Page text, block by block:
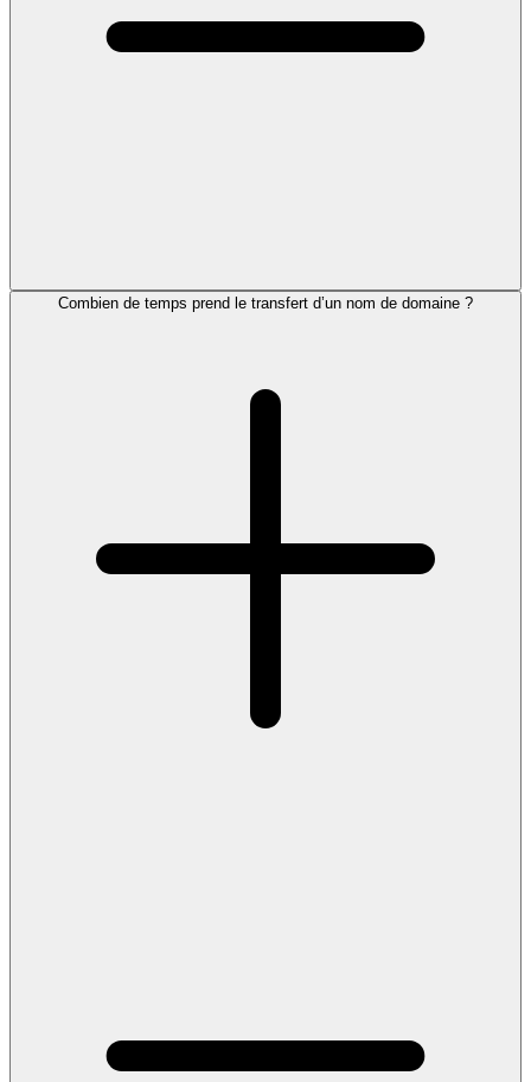
Combien de temps prend le transfert d’un nom de domaine ?